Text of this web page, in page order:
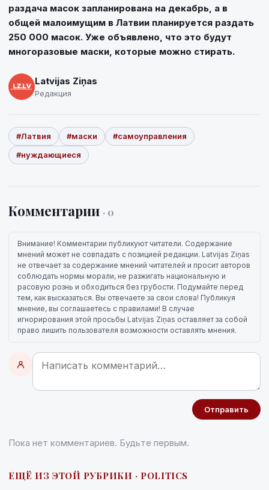
раздача масок запланирована на декабрь, а в
общей малоимущим в Латвии планируется раздать
250 000 масок. Уже объявлено, что это будут
многоразовые маски, которые можно стирать.
Latvijas Ziņas
Редакция
#Латвия #маски
#самоуправления
#нуждающиеся
Комментарии · 0
Внимание! Комментарии публикуют читатели. Содержание
мнений может не совпадать с позицией редакции. Latvijas Ziņas
не отвечает за содержание мнений читателей и просит авторов
соблюдать нормы морали, не разжигать национальную и
расовую рознь и обходиться без грубости. Подумайте перед
тем, как высказаться. Вы отвечаете за свои слова! Публикуя
мнение, вы соглашаетесь с правилами! В случае
игнорирования этой просьбы Latvijas Ziņas оставляет за собой
право лишить пользователя возможности оставлять мнения.
Отправить
Пока нет комментариев. Будьте первым.
ЕЩЁ ИЗ ЭТОЙ РУБРИКИ · POLITICS